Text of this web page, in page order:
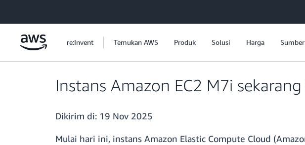
re:Invent Temukan AWS Produk Solusi Harga
Instans Amazon EC2 M7i
Dikirim di: 19 Nov 2025
Mulai hari ini, instans Amazon Elastic Compute Cloud